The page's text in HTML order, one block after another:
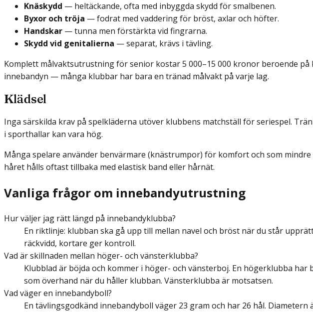
Knäskydd — heltäckande, ofta med inbyggda skydd för smalbenen.
Byxor och tröja — fodrat med vaddering för bröst, axlar och höfter.
Handskar — tunna men förstärkta vid fingrarna.
Skydd vid genitalierna — separat, krävs i tävling.
Komplett målvaktsutrustning för senior kostar 5 000–15 000 kronor beroende
innebandyn — många klubbar har bara en tränad målvakt på varje lag.
Klädsel
Inga särskilda krav på spelkläderna utöver klubbens matchställ för seriespel.
i sporthallar kan vara hög.
Många spelare använder benvärmare (knästrumpor) för komfort och som
håret hålls oftast tillbaka med elastisk band eller hårnät.
Vanliga frågor om innebandyutrustning
Hur väljer jag rätt längd på innebandyklubba?
En riktlinje: klubban ska gå upp till mellan navel och bröst när du står
räckvidd, kortare ger kontroll.
Vad är skillnaden mellan höger- och vänsterklubba?
Klubblad är böjda och kommer i höger- och vänsterboj. En högerklubba
som överhand när du håller klubban. Vänsterklubba är motsatsen.
Vad väger en innebandyboll?
En tävlingsgodkänd innebandyboll väger 23 gram och har 26 hål.